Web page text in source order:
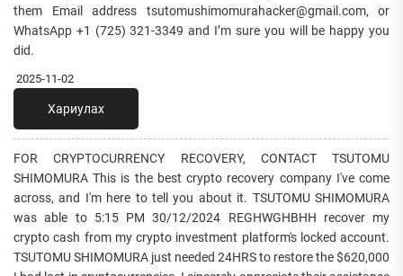
them Email address tsutomushimomurahacker@gmail.com, or
WhatsApp +1 (725) 321-3349 and I’m sure you will be happy you
did.
2025-11-02
Хариулах
FOR CRYPTOCURRENCY RECOVERY, CONTACT TSUTOMU
SHIMOMURA This is the best crypto recovery company I've come
across, and I'm here to tell you about it. TSUTOMU SHIMOMURA
was able to 5:15 PM 30/12/2024 REGHWGHBHH recover my
crypto cash from my crypto investment platform's locked account.
TSUTOMU SHIMOMURA just needed 24HRS to restore the $620,000